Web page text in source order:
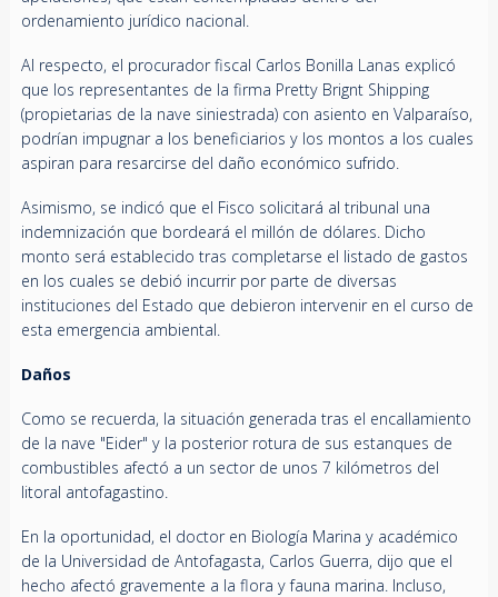
ordenamiento jurídico nacional.
Al respecto, el procurador fiscal Carlos Bonilla Lanas explicó
que los representantes de la firma Pretty Brignt Shipping
(propietarias de la nave siniestrada) con asiento en Valparaíso,
podrían impugnar a los beneficiarios y los montos a los cuales
aspiran para resarcirse del daño económico sufrido.
Asimismo, se indicó que el Fisco solicitará al tribunal una
indemnización que bordeará el millón de dólares. Dicho
monto será establecido tras completarse el listado de gastos
en los cuales se debió incurrir por parte de diversas
instituciones del Estado que debieron intervenir en el curso de
esta emergencia ambiental.
Daños
Como se recuerda, la situación generada tras el encallamiento
de la nave "Eider" y la posterior rotura de sus estanques de
combustibles afectó a un sector de unos 7 kilómetros del
litoral antofagastino.
En la oportunidad, el doctor en Biología Marina y académico
de la Universidad de Antofagasta, Carlos Guerra, dijo que el
hecho afectó gravemente a la flora y fauna marina. Incluso,